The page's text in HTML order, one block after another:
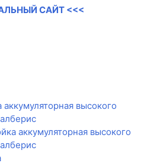
САЙТ <<<
высокого
аккумуляторная высокого